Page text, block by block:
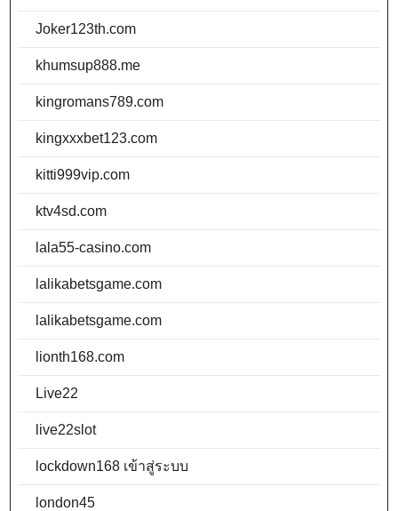
Joker123th.com
khumsup888.me
kingromans789.com
kingxxxbet123.com
kitti999vip.com
ktv4sd.com
lala55-casino.com
lalikabetsgame.com
lalikabetsgame.com
lionth168.com
Live22
live22slot
lockdown168 เข้าสู่ระบบ
london45